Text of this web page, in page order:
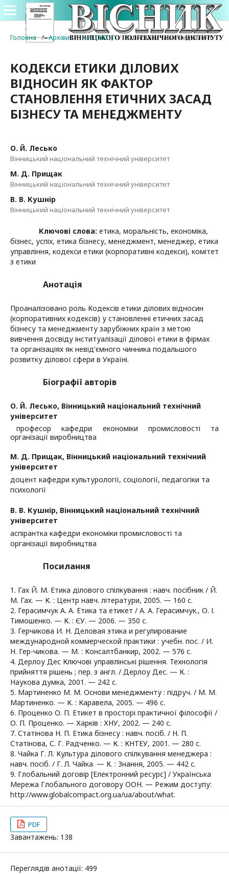
Головна / Архіви / № 1 (2011) / Економіка та менеджмент
КОДЕКСИ ЕТИКИ ДІЛОВИХ
ВІДНОСИН ЯК ФАКТОР
СТАНОВЛЕННЯ ЕТИЧНИХ ЗАСАД
БІЗНЕСУ ТА МЕНЕДЖМЕНТУ
О. Й. Лесько
Вінницький національний технічний університет
М. Д. Прищак
Вінницький національний технічний університет
В. В. Кушнір
Вінницький національний технічний університет
Ключові слова: етика, моральність, економіка,
бізнес, успіх, етика бізнесу, менеджмент, менеджер, етика
управління, кодекси етики (корпоративні кодекси), комітет
з етики
Анотація
Проаналізовано роль Кодексів етики ділових відносин
(корпоративних кодексів) у становленні етичних засад
бізнесу та менеджменту зарубіжних країн з метою
вивчення досвіду інституалізації ділової етики в фірмах
та організаціях як невід'ємного чинника подальшого
розвитку ділової сфери в Україні.
Біографії авторів
О. Й. Лесько, Вінницький національний технічний
університет
професор кафедри економіки промисловості та
організації виробництва
М. Д. Прищак, Вінницький національний технічний
університет
доцент кафедри культурології, соціології, педагогіки та
психології
В. В. Кушнір, Вінницький національний технічний
університет
аспірантка кафедри економіки промисловості та
організації виробництва
Посилання
1. Гах Й. М. Етика ділового спілкування : навч. посібник / Й.
М. Гах. — К. : Центр навч. літератури, 2005. — 160 с.
2. Герасимчук А. А. Етика та етикет / А. А. Герасимчук., О. І.
Тимошенко. — К. : ЄУ. — 2006. — 350 с.
3. Герчикова И. Н. Деловая этика и регулирование
международной коммерческой практики : учебн. пос. / И.
Н. Гер-чикова. — М. : Консалтбанкир, 2002. — 576 с.
4. Дерлоу Дес Ключові управлінські рішення. Технологія
прийняття рішень ; пер. з англ. / Дерлоу Дес. — К. :
Наукова думка, 2001. — 242 с.
5. Мартиненко М. М. Основи менеджменту : підруч. / М. М.
Мартиненко. — К. : Каравела, 2005. — 496 с.
6. Проценко О. П. Етикет в просторі практичної філософії /
О. П. Проценко. — Харків : ХНУ, 2002. — 240 с.
7. Статінова Н. П. Етика бізнесу : навч. посіб. / Н. П.
Статінова, С. Г. Радченко. — К. : КНТЕУ, 2001. — 280 с.
8. Чайка Г. Л. Культура ділового спілкування менеджера :
навч. посіб. / Г. Л. Чайка. — К. : Знання, 2005. — 442 с.
9. Глобальний договір [Електронний ресурс] / Українська
Мережа Глобального договору ООН. — Режим доступу:
http://www.globalcompact.org.ua/ua/about/what.
PDF
Завантажень: 138
Переглядів анотації: 499